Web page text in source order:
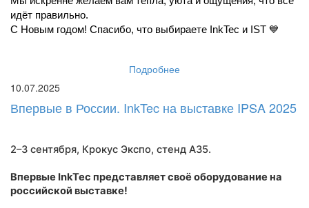
идёт правильно.
С Новым годом! Спасибо, что выбираете InkTec и IST 💙
Подробнее
10.07.2025
Впервые в России. InkTec на выставке IPSA 2025
2–3 сентября, Крокус Экспо, стенд A35.
Впервые InkTec представляет своё оборудование на
российской выставке!